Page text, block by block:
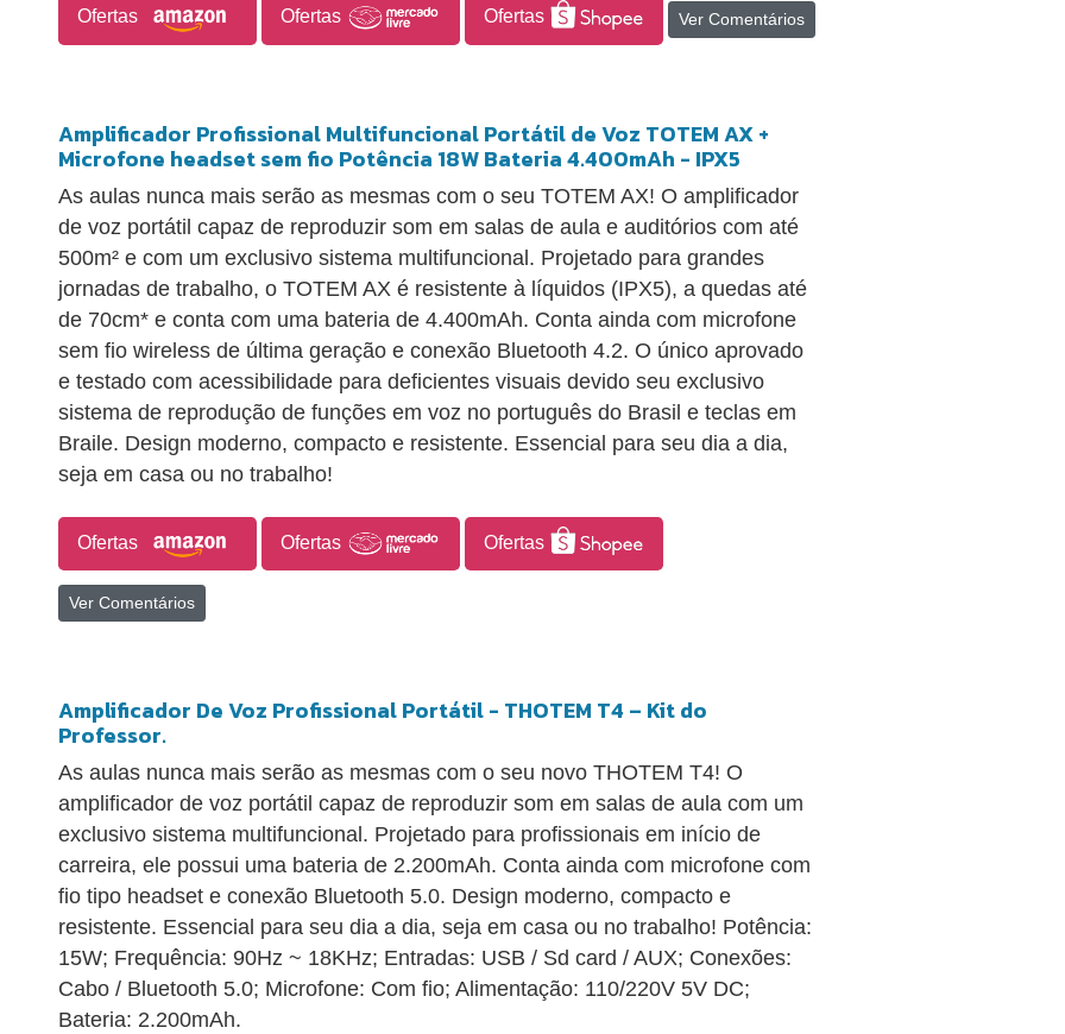
Ofertas Ofertas Ofertas Ver Comentários
Amplificador Profissional Multifuncional Portátil de Voz TOTEM AX +
Microfone headset sem fio Potência 18W Bateria 4.400mAh - IPX5
As aulas nunca mais serão as mesmas com o seu TOTEM AX! O amplificador
de voz portátil capaz de reproduzir som em salas de aula e auditórios com até
500m² e com um exclusivo sistema multifuncional. Projetado para grandes
jornadas de trabalho, o TOTEM AX é resistente à líquidos (IPX5), a quedas até
de 70cm* e conta com uma bateria de 4.400mAh. Conta ainda com microfone
sem fio wireless de última geração e conexão Bluetooth 4.2. O único aprovado
e testado com acessibilidade para deficientes visuais devido seu exclusivo
sistema de reprodução de funções em voz no português do Brasil e teclas em
Braile. Design moderno, compacto e resistente. Essencial para seu dia a dia,
seja em casa ou no trabalho!
Ofertas Ofertas Ofertas
Ver Comentários
Amplificador De Voz Profissional Portátil - THOTEM T4 – Kit do
Professor.
As aulas nunca mais serão as mesmas com o seu novo THOTEM T4! O
amplificador de voz portátil capaz de reproduzir som em salas de aula com um
exclusivo sistema multifuncional. Projetado para profissionais em início de
carreira, ele possui uma bateria de 2.200mAh. Conta ainda com microfone com
fio tipo headset e conexão Bluetooth 5.0. Design moderno, compacto e
resistente. Essencial para seu dia a dia, seja em casa ou no trabalho! Potência:
15W; Frequência: 90Hz ~ 18KHz; Entradas: USB / Sd card / AUX; Conexões:
Cabo / Bluetooth 5.0; Microfone: Com fio; Alimentação: 110/220V 5V DC;
Bateria: 2.200mAh.